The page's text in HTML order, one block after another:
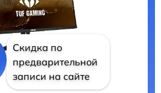
Скидка по
предварительной
записи на сайте